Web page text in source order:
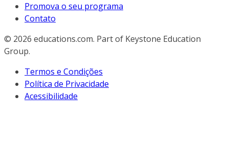
Promova o seu programa
Contato
© 2026 educations.com. Part of Keystone Education
Group.
Termos e Condições
Política de Privacidade
Acessibilidade